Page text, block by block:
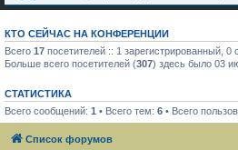
КТО СЕЙЧАС НА КОНФЕРЕНЦИИ
Всего 17 посетителей :: 1 зарегистрированный,
Больше всего посетителей (307) здесь было 03
СТАТИСТИКА
Всего сообщений: 1 • Всего тем: 6 • Всего
Список форумов